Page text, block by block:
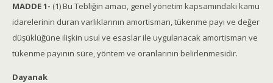
MADDE 1- (1) Bu Tebliğin amacı, genel yönetim kapsamındaki kamu
idarelerinin duran varlıklarının amortisman, tükenme payı ve değer
düşüklüğüne ilişkin usul ve esaslar ile uygulanacak amortisman ve
tükenme payının süre, yöntem ve oranlarının belirlenmesidir.
Dayanak